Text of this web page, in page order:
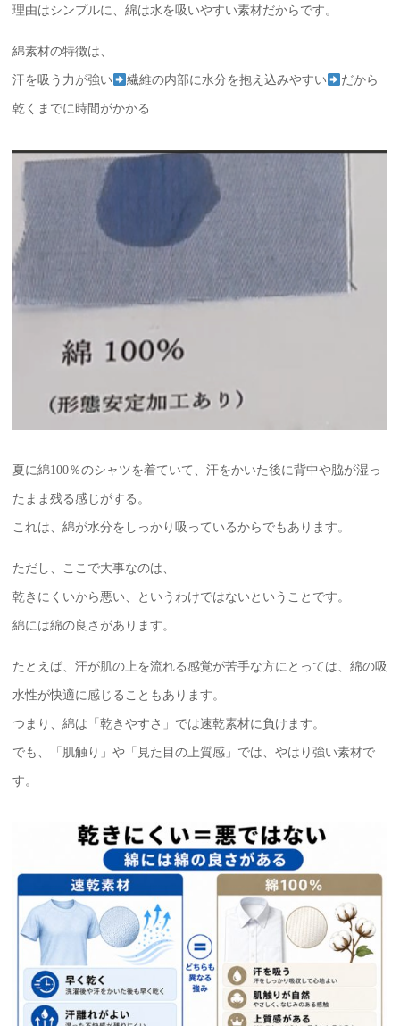
理由はシンプルに、綿は水を吸いやすい素材だからです。
綿素材の特徴は、
汗を吸う力が強い 繊維の内部に水分を抱え込みやすい だから
乾くまでに時間がかかる
夏に綿100％のシャツを着ていて、汗をかいた後に背中や脇が湿っ
たまま残る感じがする。
これは、綿が水分をしっかり吸っているからでもあります。
ただし、ここで大事なのは、
乾きにくいから悪い、というわけではないということです。
綿には綿の良さがあります。
たとえば、汗が肌の上を流れる感覚が苦手な方にとっては、綿の吸
水性が快適に感じることもあります。
つまり、綿は「乾きやすさ」では速乾素材に負けます。
でも、「肌触り」や「見た目の上質感」では、やはり強い素材で
す。